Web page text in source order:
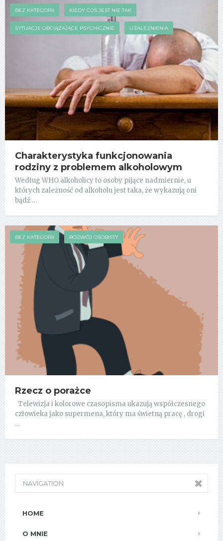
BEZ KATEGORII KIEDY COŚ JEST NIE TAK
SYTUACJE OBCIĄŻAJĄCE PSYCHICZNIE UZALEZNIENIA
Charakterystyka funkcjonowania
rodziny z problemem alkoholowym
Według WHO alkoholicy to osoby pijące nadmiernie, u
których zależność od alkoholu jest taka, że wykazują oni
bądź …
BEZ KATEGORII ROZWÓJ OSOBISTY
Rzecz o porażce
Telewizja i kolorowe czasopisma ukazują współczesnego
człowieka jako supermena, który ma świetną pracę , drogi
…
NAVIGATION
HOME
O MNIE